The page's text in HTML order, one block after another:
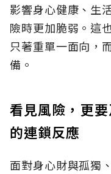
影響身心健康、生
險時更加脆弱。這
只著重單一面向，
備。
看見風險，更
的連鎖反應
面對身心財與孤獨